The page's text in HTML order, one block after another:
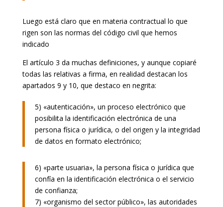
Luego está claro que en materia contractual lo que
rigen son las normas del código civil que hemos
indicado
El artículo 3 da muchas definiciones, y aunque copiaré
todas las relativas a firma, en realidad destacan los
apartados 9 y 10, que destaco en negrita:
5) «autenticación», un proceso electrónico que
posibilita la identificación electrónica de una
persona física o jurídica, o del origen y la integridad
de datos en formato electrónico;
6) «parte usuaria», la persona física o jurídica que
confía en la identificación electrónica o el servicio
de confianza;
7) «organismo del sector público», las autoridades